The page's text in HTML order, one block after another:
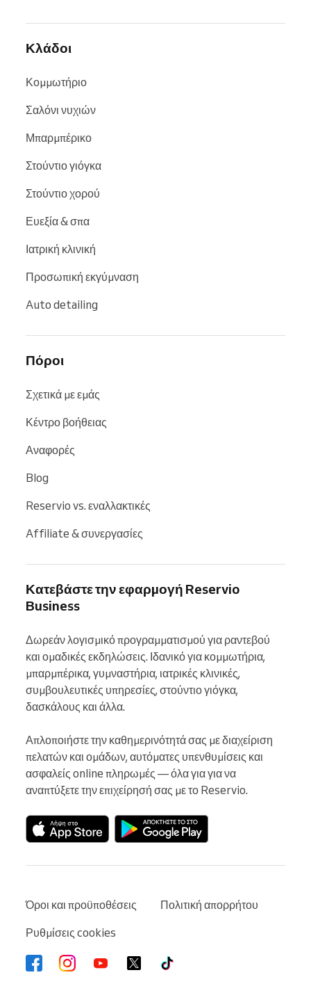
Κλάδοι
Κομμωτήριο
Σαλόνι νυχιών
Μπαρμπέρικο
Στούντιο γιόγκα
Στούντιο χορού
Ευεξία & σπα
Ιατρική κλινική
Προσωπική εκγύμναση
Auto detailing
Πόροι
Σχετικά με εμάς
Κέντρο βοήθειας
Αναφορές
Blog
Reservio vs. εναλλακτικές
Affiliate & συνεργασίες
Κατεβάστε την εφαρμογή Reservio
Business
Δωρεάν λογισμικό προγραμματισμού για ραντεβού
και ομαδικές εκδηλώσεις. Ιδανικό για κομμωτήρια,
μπαρμπέρικα, γυμναστήρια, ιατρικές κλινικές,
συμβουλευτικές υπηρεσίες, στούντιο γιόγκα,
δασκάλους και άλλα.
Απλοποιήστε την καθημερινότητά σας με διαχείριση
πελατών και ομάδων, αυτόματες υπενθυμίσεις και
ασφαλείς online πληρωμές — όλα για για να
αναπτύξετε την επιχείρησή σας με το Reservio.
Όροι και προϋποθέσεις
Πολιτική απορρήτου
Ρυθμίσεις cookies